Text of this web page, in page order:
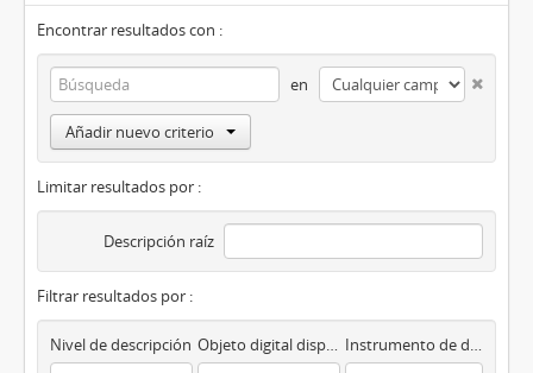
Encontrar resultados con :
en
Añadir nuevo criterio
Limitar resultados por :
Descripción raíz
Filtrar resultados por :
Nivel de descripción Objeto digital disponibles Instrumento de descripción